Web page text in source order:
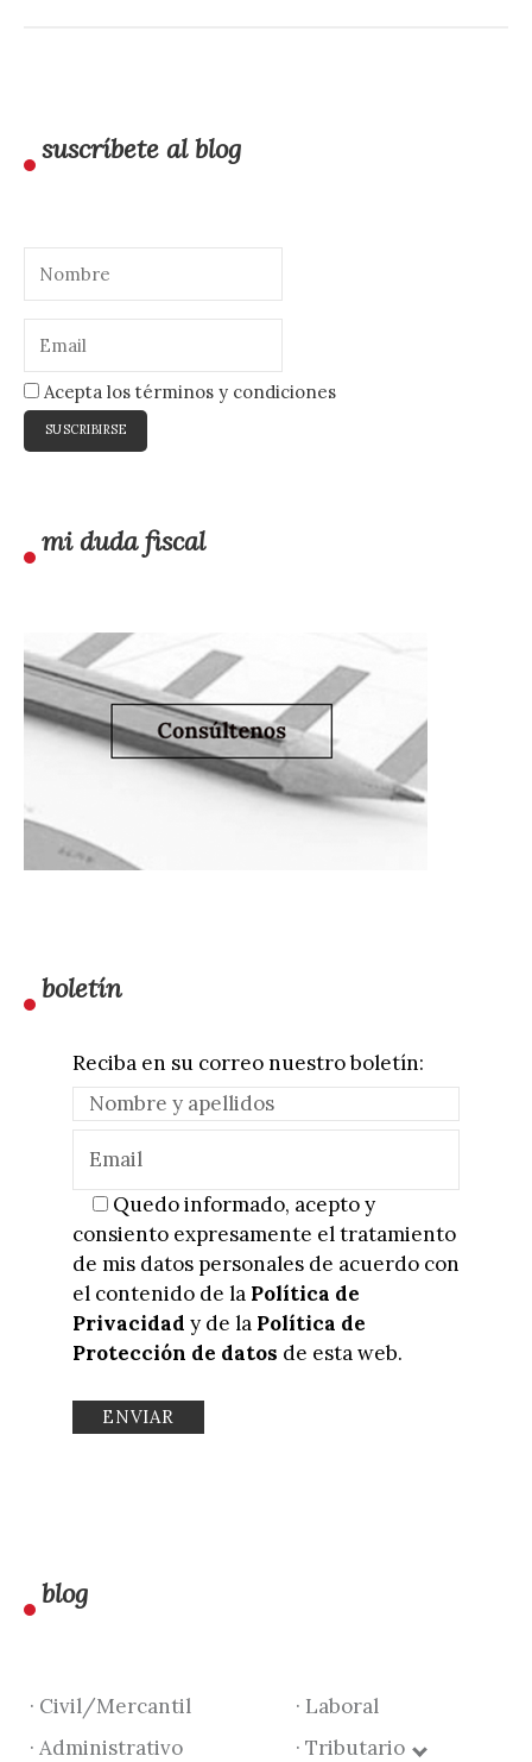
suscríbete al blog
Acepta los términos y condiciones
mi duda fiscal
boletín
Reciba en su correo nuestro boletín:
Quedo informado, acepto y
consiento expresamente el tratamiento
de mis datos personales de acuerdo con
el contenido de la Política de
Privacidad y de la Política de
Protección de datos de esta web.
blog
· Civil/Mercantil
· Laboral
· Administrativo
· Tributario